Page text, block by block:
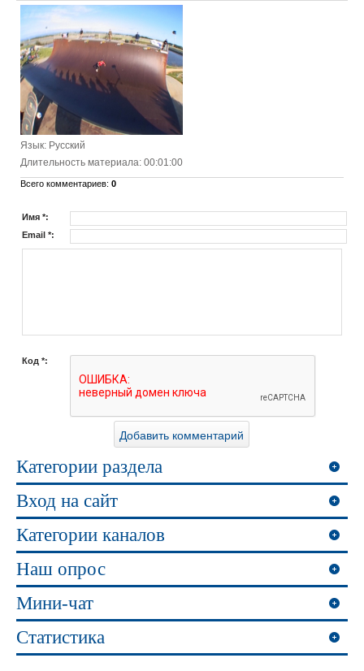
Язык: Русский
Длительность материала: 00:01:00
Всего комментариев: 0
Имя *:
Email *:
Код *:
Категории раздела
Вход на сайт
Категории каналов
Наш опрос
Мини-чат
Статистика